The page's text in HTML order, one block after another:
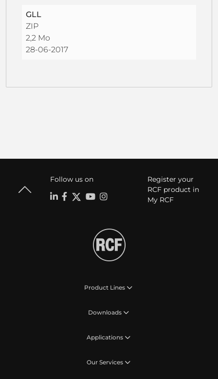
GLL
ZIP
2,2 Mo
28-06-2017
Follow us on
Register your
RCF product in
My RCF
Product Lines
Downloads
Applications
Our Services